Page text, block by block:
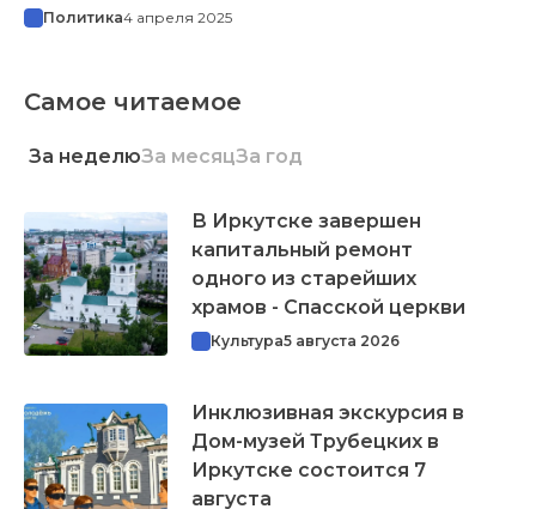
Политика4 апреля 2025
Самое читаемое
За неделюЗа месяцЗа год
В Иркутске завершен
капитальный ремонт
одного из старейших
храмов - Спасской церкви
Культура5 августа 2026
Инклюзивная экскурсия в
Дом-музей Трубецких в
Иркутске состоится 7
августа